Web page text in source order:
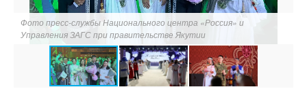
Фото пресс-службы Национального центра «Россия» и
Управления ЗАГС при правительстве Якутии